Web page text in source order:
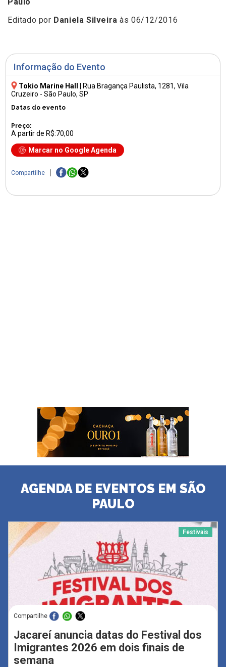
Informação do Evento
Tokio Marine Hall Rua Bragança Paulista, 1281, Vila
Cruzeiro - São Paulo, SP
Datas do evento
Preço:
A partir de R$:70,00
Marcar no Google Agenda
Compartilhe
Paulo
Editado por Daniela Silveira às 06/12/2016
AGENDA DE EVENTOS EM SÃO
PAULO
Festivais
Compartilhe
Jacareí anuncia datas do Festival dos
Imigrantes 2026 em dois finais de
semana